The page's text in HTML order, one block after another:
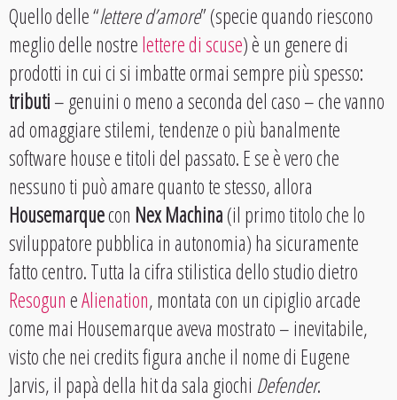
Quello delle “lettere d’amore” (specie quando riescono
meglio delle nostrelettere di scuse) è un genere di
prodotti in cui ci si imbatte ormai sempre più spesso:
tributi– genuini o meno a seconda del caso – che vanno
ad omaggiare stilemi, tendenze o più banalmente
software house e titoli del passato. E se è vero che
nessuno ti può amare quanto te stesso, allora
Housemarquecon Nex Machina(il primo titolo che lo
sviluppatore pubblica in autonomia) ha sicuramente
fatto centro. Tutta la cifra stilistica dello studio dietro
ResoguneAlienation, montata con un cipiglio arcade
come mai Housemarque aveva mostrato – inevitabile,
visto che nei credits figura anche il nome di Eugene
Jarvis, il papà della hit da sala giochi Defender.